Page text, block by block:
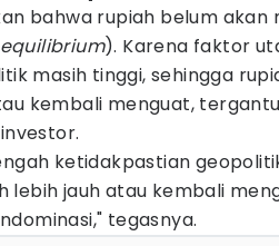
bahwa rupiah belum
equilibrium). Karena faktor
masih tinggi, sehingga
kembali menguat,
ketidakpastian
lebih jauh atau kembali
tegasnya.